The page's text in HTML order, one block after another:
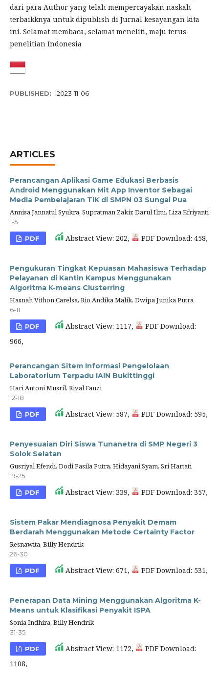
dari para Author yang telah mempercayakan naskah
terbaikknya untuk dipublish di Jurnal kesayangan kita
ini. Selamat membaca, selamat meneliti, maju terus
penelitian Indonesia
PUBLISHED: 2023-11-06
ARTICLES
Perancangan Aplikasi Game Edukasi Berbasis
Android Menggunakan Mit App Inventor Sebagai
Media Pembelajaran TIK di SMPN 03 Sungai Pua
Annisa Jannatul Syukra, Supratman Zakir, Darul Ilmi, Liza Efriyanti
1-5
PDF Abstract View: 202, PDF Download: 458,
Pengukuran Tingkat Kepuasan Mahasiswa Terhadap
Pelayanan di Kantin Kampus Menggunakan
Algoritma K-means Clusterring
Hasnah Vithon Carelsa, Rio Andika Malik, Dwipa Junika Putra
6-11
PDF Abstract View: 1117,
PDF Download:
966,
Perancangan Sitem Informasi Pengelolaan
Laboratorium Terpadu IAIN Bukittinggi
Hari Antoni Musril, Rival Fauzi
12-18
PDF Abstract View: 587, PDF Download: 595,
Penyesuaian Diri Siswa Tunanetra di SMP Negeri 3
Solok Selatan
Gusriyal Efendi, Dodi Pasila Putra, Hidayani Syam, Sri Hartati
19-25
PDF Abstract View: 339, PDF Download: 357,
Sistem Pakar Mendiagnosa Penyakit Demam
Berdarah Menggunakan Metode Certainty Factor
Resnawita, Billy Hendrik
26-30
PDF Abstract View: 671, PDF Download: 531,
Penerapan Data Mining Menggunakan Algoritma K-
Means untuk Klasifikasi Penyakit ISPA
Sonia Indhira, Billy Hendrik
31-35
PDF Abstract View: 1172,
PDF Download:
1108,